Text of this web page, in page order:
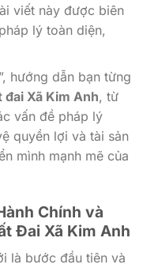
viết này được biên
lý toàn diện,
hướng dẫn bạn từng
Xã Kim Anh, từ
vấn đề pháp lý
quyền lợi và tài sản
mình mạnh mẽ của
Chính và
Đai Xã Kim Anh
là bước đầu tiên và